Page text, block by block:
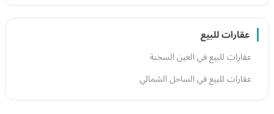
عقارات للبيع
عقارات للبيع في العين السخنة
عقارات للبيع في الساحل الشمالي